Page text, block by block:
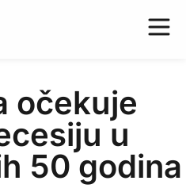
očekuje
u
50 godina